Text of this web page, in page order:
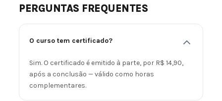
PERGUNTAS FREQUENTES
O curso tem certificado?
Sim. O certificado é emitido à parte, por R$ 14,90,
após a conclusão — válido como horas
complementares.